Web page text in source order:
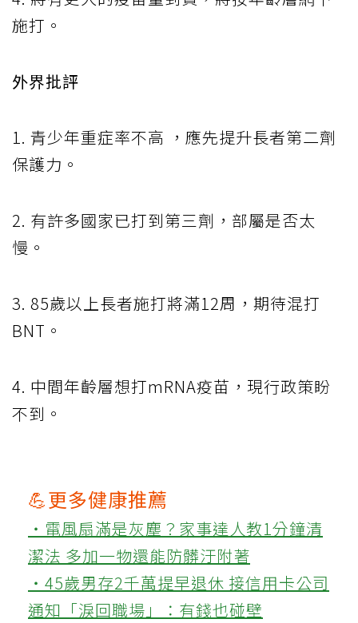
施打。
外界批評
1. 青少年重症率不高 ，應先提升長者第二劑
保護力。
2. 有許多國家已打到第三劑，部屬是否太
慢。
3. 85歲以上長者施打將滿12周，期待混打
BNT。
4. 中間年齡層想打mRNA疫苗，現行政策盼
不到。
💪更多健康推薦
‧電風扇滿是灰塵？家事達人教1分鐘清
潔法 多加一物還能防髒汙附著
‧45歲男存2千萬提早退休 接信用卡公司
通知「淚回職場」：有錢也碰壁